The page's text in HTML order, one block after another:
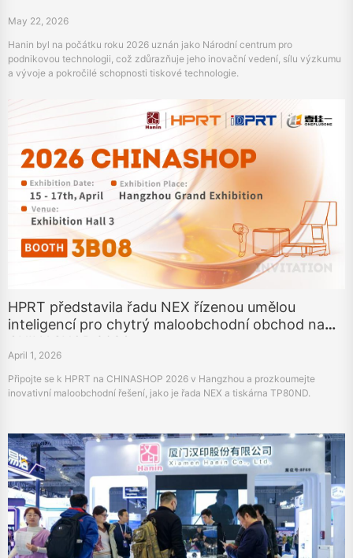
May 22, 2026
Hanin byl na počátku roku 2026 uznán jako Národní centrum pro
podnikovou technologii, což zdůrazňuje jeho inovační vedení, sílu výzkumu
a vývoje a pokročilé schopnosti tiskové technologie.
HPRT představila řadu NEX řízenou umělou
inteligencí pro chytrý maloobchodní obchod na
CHINASHOP 2026
April 1, 2026
Připojte se k HPRT na CHINASHOP 2026 v Hangzhou a prozkoumejte
inovativní maloobchodní řešení, jako je řada NEX a tiskárna TP80ND.